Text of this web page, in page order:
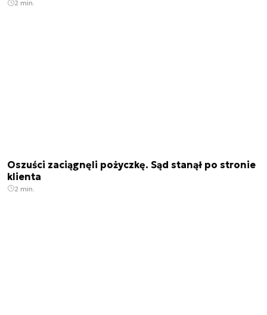
2 min.
Oszuści zaciągnęli pożyczkę. Sąd stanął po stronie
klienta
2 min.